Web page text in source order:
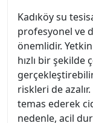
Kadıköy su
profesyonel ve
önemlidir.
hızlı bir şekilde
riskleri de
temas ederek
nedenle, acil